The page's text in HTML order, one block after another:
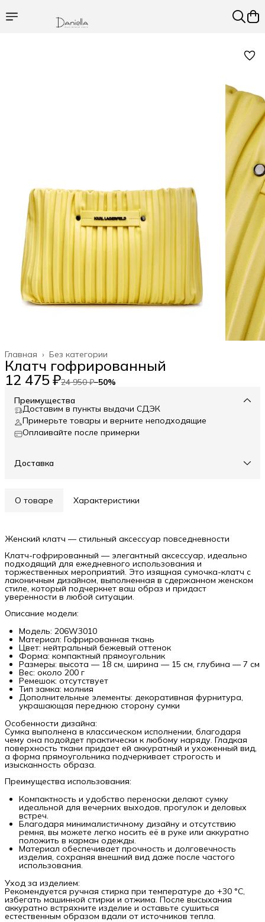
Без категории
Главная ›
Клатч гофрированный
12 475 ₽24 950 ₽−50%
Преимущества
Доставим в пункты выдачи СДЭК
Примерьте товары и верните неподходящие
Оплаивайте после примерки
Доставка
О товаре Характеристики
Женский клатч — стильный аксессуар повседневности
Клатч-гофрированный — элегантный аксессуар, идеально
подходящий для ежедневного использования и
торжественных мероприятий. Это изящная сумочка-клатч с
лаконичным дизайном, выполненная в сдержанном женском
стиле, который подчеркнет ваш образ и придаст
уверенности в любой ситуации.
Описание модели:
Модель: 206W3010
Материал: Гофрированная ткань
Цвет: нейтральный бежевый оттенок
Форма: компактный прямоугольник
Размеры: высота — 18 см, ширина — 15 см, глубина — 7 см
Вес: около 200 г
Ремешок: отсутствует
Тип замка: молния
Дополнительные элементы: декоративная фурнитура,
украшающая переднюю сторону сумки
Особенности дизайна:
Сумка выполнена в классическом исполнении, благодаря
чему она подойдет практически к любому наряду. Гладкая
поверхность ткани придает ей аккуратный и ухоженный вид,
а форма прямоугольника подчеркивает строгость и
изысканность образа.
Преимущества использования:
Компактность и удобство переноски делают сумку
идеальной для вечерних выходов, прогулок и деловых
встреч.
Благодаря минималистичному дизайну и отсутствию
ремня, вы можете легко носить её в руке или аккуратно
положить в карман одежды.
Материал обеспечивает прочность и долговечность
изделия, сохраняя внешний вид даже после частого
использования.
Уход за изделием:
Рекомендуется ручная стирка при температуре до +30 °C,
избегать машинной стирки и отжима. После высыхания
аккуратно встряхните изделие и оставьте сушиться
естественным образом вдали от источников тепла.